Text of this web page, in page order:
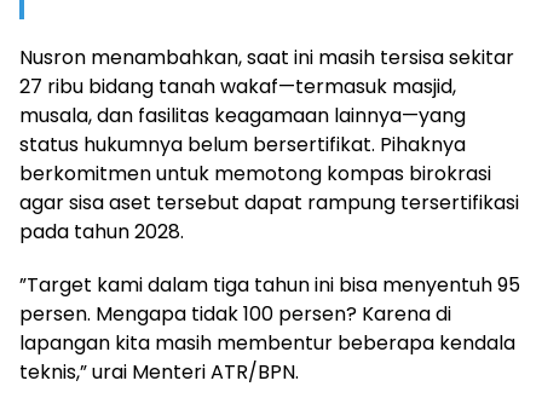
​Nusron menambahkan, saat ini masih tersisa sekitar
27 ribu bidang tanah wakaf—termasuk masjid,
musala, dan fasilitas keagamaan lainnya—yang
status hukumnya belum bersertifikat. Pihaknya
berkomitmen untuk memotong kompas birokrasi
agar sisa aset tersebut dapat rampung tersertifikasi
pada tahun 2028.
​”Target kami dalam tiga tahun ini bisa menyentuh 95
persen. Mengapa tidak 100 persen? Karena di
lapangan kita masih membentur beberapa kendala
teknis,” urai Menteri ATR/BPN.